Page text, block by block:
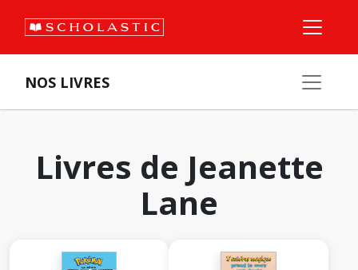
NOS LIVRES
Livres de Jeanette
Lane